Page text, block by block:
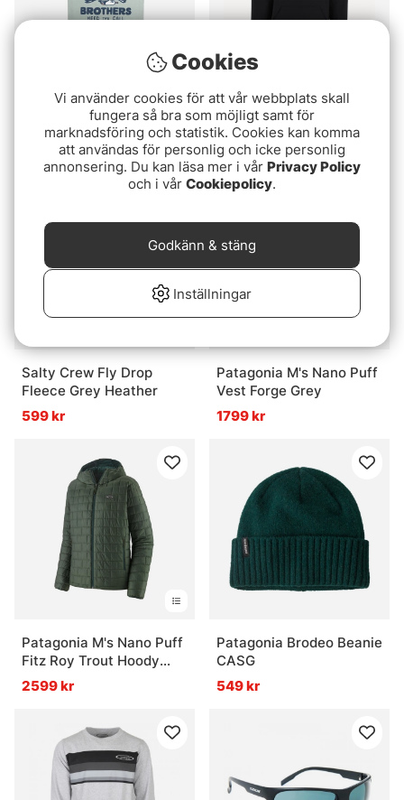
Howler Bro's Cotton T-
Shirt Flocka Seagulls
Puritan Grey
fr. 519 kr
Simms Logo Hoody Black
899 kr
Salty Crew Fly Drop
Fleece Grey Heather
599 kr
Patagonia M's Nano Puff
Vest Forge Grey
1799 kr
Patagonia M's Nano Puff
Fitz Roy Trout Hoody
OLGG
2599 kr
Patagonia Brodeo Beanie
CASG
549 kr
Cookies
Vi använder cookies för att vår webbplats skall
fungera så bra som möjligt samt för
marknadsföring och statistik. Cookies kan komma
att användas för personlig och icke personlig
annonsering. Du kan läsa mer i vår Privacy Policy
och i vår Cookiepolicy.
Inställningar
Godkänn & stäng